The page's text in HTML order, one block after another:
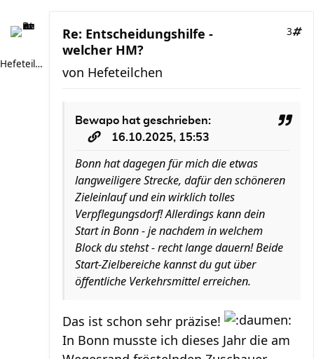
Hefeteilchen
Re: Entscheidungshilfe -
welcher HM?
3
von Hefeteilchen
Bewapo hat geschrieben:
16.10.2025, 15:53
Bonn hat dagegen für mich die etwas
langweiligere Strecke, dafür den schöneren
Zieleinlauf und ein wirklich tolles
Verpflegungsdorf! Allerdings kann dein
Start in Bonn - je nachdem in welchem
Block du stehst - recht lange dauern! Beide
Start-Zielbereiche kannst du gut über
öffentliche Verkehrsmittel erreichen.
Das ist schon sehr präzise!
In Bonn musste ich dieses Jahr die am